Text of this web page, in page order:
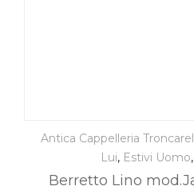
Antica Cappelleria
Lui, Estivi Uomo,
Berretto Lino